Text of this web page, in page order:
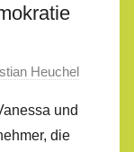
Heuchel
und
die